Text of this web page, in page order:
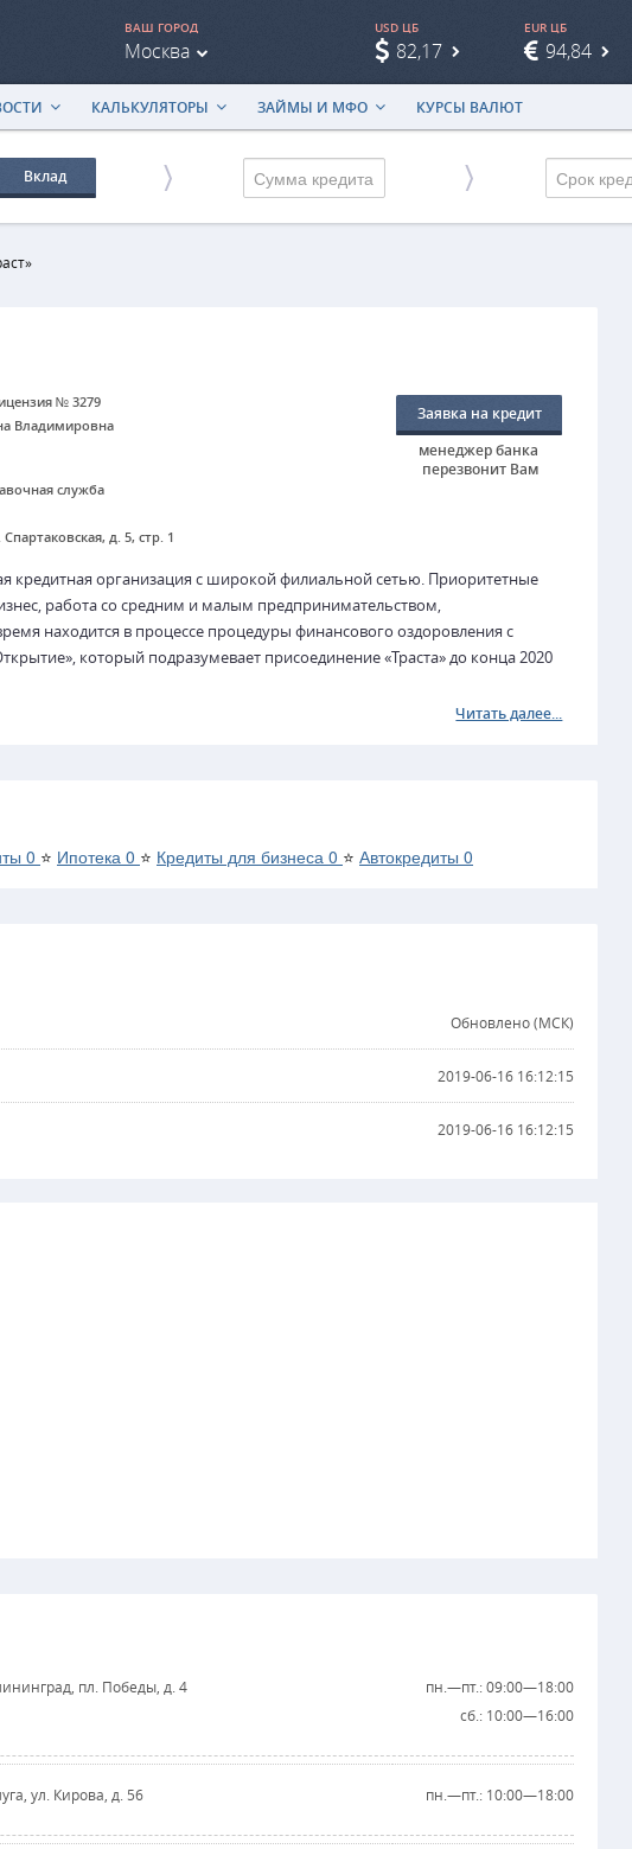
КАЛЬКУЛЯТОРЫ ЗАЙМЫ И МФО КУРСЫ ВАЛЮТ
ВАШ ГОРОД
Москва
USD ЦБ
82,17
EUR ЦБ
94,84
Вклад Срок
№ 3279
Владимировна
служба
д. 5, стр. 1
Заявка на кредит
менеджер банка
перезвонит Вам
кредитная организация с широкой филиальной сетью. Приоритетные
работа со средним и малым предпринимательством,
находится в процессе процедуры финансового оздоровления с
который подразумевает присоединение «Траста» до конца 2020
Читать далее...
0 ⭐ Ипотека 0 ⭐ Кредиты для бизнеса 0 ⭐ Автокредиты 0
Обновлено (МСК)
2019-06-16 16:12:15
2019-06-16 16:12:15
пл. Победы, д. 4
пн.—пт.: 09:00—18:00
сб.: 10:00—16:00
ул. Кирова, д. 56 пн.—пт.: 10:00—18:00